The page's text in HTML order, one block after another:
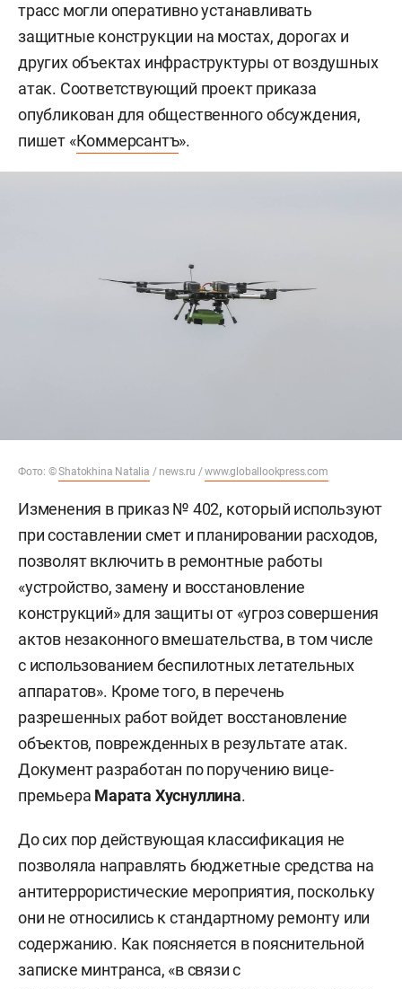
трасс могли оперативно устанавливать
защитные конструкции на мостах, дорогах и
других объектах инфраструктуры от воздушных
атак. Соответствующий проект приказа
опубликован для общественного обсуждения,
пишет «Коммерсантъ».
Фото: ©Shatokhina Natalia / news.ru /www.globallookpress.com
Изменения в приказ № 402, который используют
при составлении смет и планировании расходов,
позволят включить в ремонтные работы
«устройство, замену и восстановление
конструкций» для защиты от «угроз совершения
актов незаконного вмешательства, в том числе
с использованием беспилотных летательных
аппаратов». Кроме того, в перечень
разрешенных работ войдет восстановление
объектов, поврежденных в результате атак.
Документ разработан по поручению вице-
премьера Марата Хуснуллина.
До сих пор действующая классификация не
позволяла направлять бюджетные средства на
антитеррористические мероприятия, поскольку
они не относились к стандартному ремонту или
содержанию. Как поясняется в пояснительной
записке минтранса, «в связи с